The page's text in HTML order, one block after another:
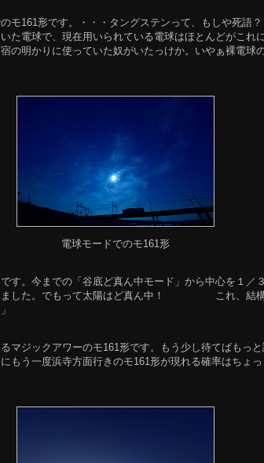
モ161形です。・・・タングステンって、もしや死語
た電球で、現在用いられている電球はほとんどがこれ
の明かりに使っていた奴がいたっけか。いやぁ裸電球
電球モードでのモ161形
す。今までの「谷底ど真ん中モード」から中心を１／
ました。でもって太陽はど真ん中！ これ、結構
マジックアワーのモ161形です。もう少し待てばもっ
もう一度浜寺方面行きのモ161形が現れる確率はちょ